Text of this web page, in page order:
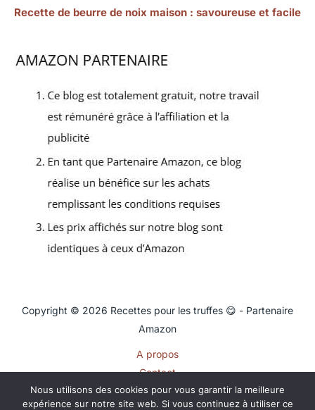
Recette de beurre de noix maison : savoureuse et facile
Copyright © 2026 Recettes pour les truffes 😋 - Partenaire
Amazon
A propos
Contact
Plan du site
Nous utilisons des cookies pour vous garantir la meilleure
expérience sur notre site web. Si vous continuez à utiliser ce